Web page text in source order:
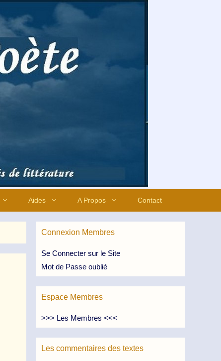
Aides A Propos Contact
Connexion Membres
Se Connecter sur le Site
Mot de Passe oublié
Espace Membres
>>> Les Membres <<<
Les commentaires des textes